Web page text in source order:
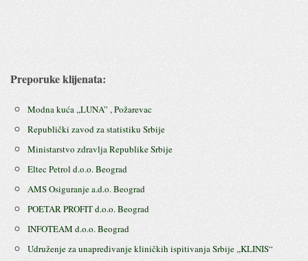
Preporuke klijenata:
Modna kuća ,,LUNA” , Požarevac
Republički zavod za statistiku Srbije
Ministarstvo zdravlja Republike Srbije
Eltec Petrol d.o.o. Beograd
AMS Osiguranje a.d.o. Beograd
POETAR PROFIT d.o.o. Beograd
INFOTEAM d.o.o. Beograd
Udruženje za unapređivanje kliničkih ispitivanja Srbije ,,KLINIS“